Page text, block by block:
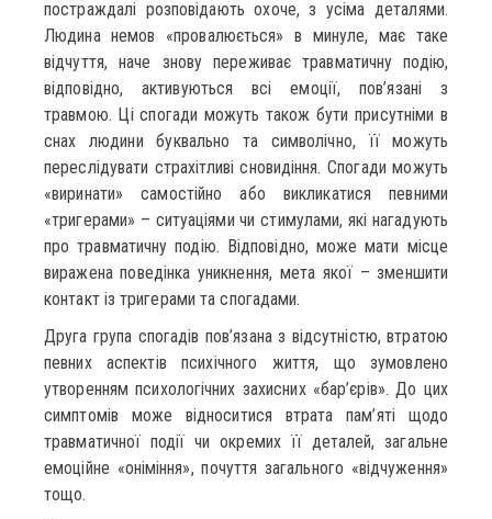
постраждалі розповідають охоче, з усіма деталями.
Людина немов «провалюється» в минуле, має таке
відчуття, наче знову переживає травматичну подію,
відповідно, активуються всі емоції, пов’язані з
травмою. Ці спогади можуть також бути присутніми в
снах людини буквально та символічно, її можуть
переслідувати страхітливі сновидіння. Спогади можуть
«виринати» самостійно або викликатися певними
«тригерами» – ситуаціями чи стимулами, які нагадують
про травматичну подію. Відповідно, може мати місце
виражена поведінка уникнення, мета якої – зменшити
контакт із тригерами та спогадами.
Друга група спогадів пов’язана з відсутністю, втратою
певних аспектів психічного життя, що зумовлено
утворенням психологічних захисних «бар’єрів». До цих
симптомів може відноситися втрата пам’яті щодо
травматичної події чи окремих її деталей, загальне
емоційне «оніміння», почуття загального «відчуження»
тощо.